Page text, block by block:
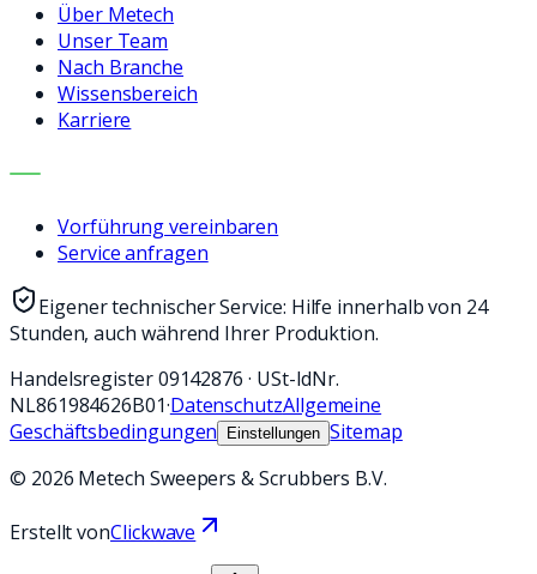
Über Metech
Unser Team
Nach Branche
Wissensbereich
Karriere
KONTAKT
Vorführung vereinbaren
Service anfragen
Eigener technischer Service: Hilfe innerhalb von 24
Stunden, auch während Ihrer Produktion.
Handelsregister09142876 · USt-IdNr.
NL861984626B01·DatenschutzAllgemeine
Geschäftsbedingungen
Einstellungen Sitemap
© 2026 Metech Sweepers & Scrubbers B.V.
Erstellt vonClickwave